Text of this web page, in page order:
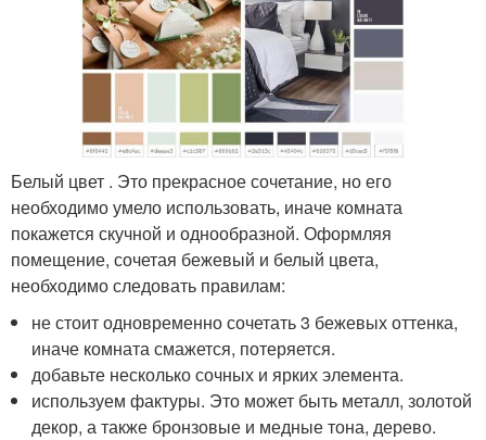
Белый цвет . Это прекрасное сочетание, но его
необходимо умело использовать, иначе комната
покажется скучной и однообразной. Оформляя
помещение, сочетая бежевый и белый цвета,
необходимо следовать правилам:
не стоит одновременно сочетать 3 бежевых оттенка,
иначе комната смажется, потеряется.
добавьте несколько сочных и ярких элемента.
используем фактуры. Это может быть металл, золотой
декор, а также бронзовые и медные тона, дерево.